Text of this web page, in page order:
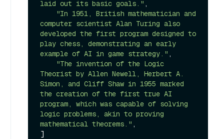
laid out its basic goals." ,
"In 1951, British mathematician and
computer scientist Alan Turing also
developed the first program designed to
play chess, demonstrating an early
example of AI in game strategy." ,
"The invention of the Logic
Theorist by Allen Newell, Herbert A.
Simon, and Cliff Shaw in 1955 marked
the creation of the first true AI
program, which was capable of solving
logic problems, akin to proving
mathematical theorems." ,
]